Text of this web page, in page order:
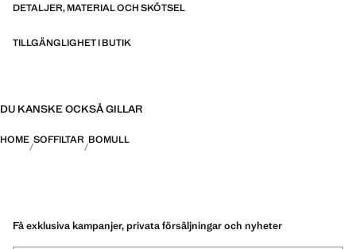
DETALJER, MATERIAL OCH SKÖTSEL
TILLGÄNGLIGHET I BUTIK
DU KANSKE OCKSÅ GILLAR
HOME SOFFILTAR BOMULL
Få exklusiva kampanjer, privata försäljningar och nyheter